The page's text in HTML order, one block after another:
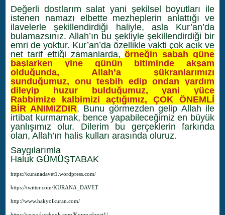
Değerli dostlarım salat yani şekilsel boyutları ile
istenen namazı elbette mezheplerin anlattığı ve
ilavelerle şekillendirdiği haliyle, asla Kur’an’da
bulamazsınız. Allah’ın bu şekliyle şekillendirdiği bir
emri de yoktur. Kur’an’da özellikle vakti çok açık ve
net tarif ettiği zamanlarda,örneğin sabah güne
başlarken yine günün bitiminde akşam
olduğunda, Allah’a şükranlarımızı
sunduğumuz, onu tesbih edip ondan yardım
dileyip huzur bulduğumuz, yani yüce
Rabbimize kalbimizi açtığımız, ÇOK ÖNEMLİ
BİR ANIMIZDIR. Bunu görmezden gelip Allah ile
irtibat kurmamak, bence yapabileceğimiz en büyük
yanlışımız olur. Dilerim bu gerçeklerin farkında
olan, Allah’ın halis kulları arasında oluruz.
Saygılarımla
Haluk GÜMÜŞTABAK
https://kuranadavet1.wordpress.com/
https://twitter.com/KURANA_DAVET
http://www.hakyolkuran.com/